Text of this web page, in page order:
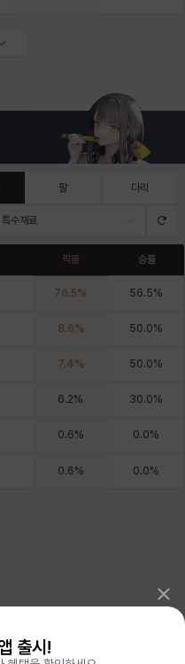
팔 다리
특수재료
픽률 승률
76.5% 56.5%
8.6% 50.0%
7.4% 50.0%
6.2% 30.0%
0.6% 0.0%
0.6% 0.0%
출시!